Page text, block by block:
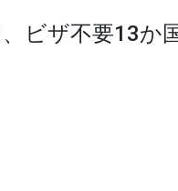
ビザ不要13か